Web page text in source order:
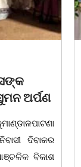
।
ଯାଇଅଛି।